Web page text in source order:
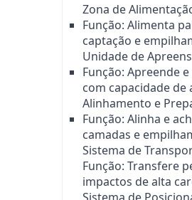
Zona de
Função: Alimenta
captação e
Unidade de
Função: Apreende
com capacidade
Alinhamento e
Função: Alinha e
camadas e
Sistema de
Função: Transfere
impactos de alta